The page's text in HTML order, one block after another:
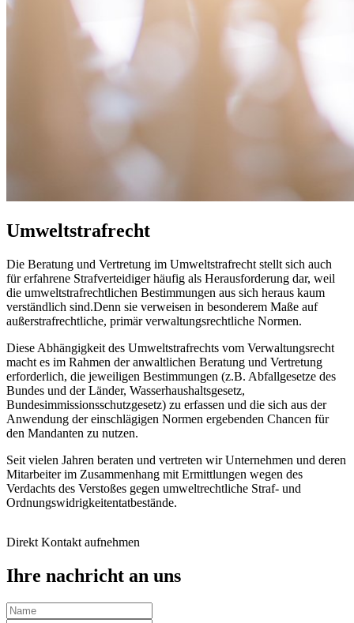
Umweltstrafrecht
Die Beratung und Vertretung im Umweltstrafrecht stellt sich auch
für erfahrene Strafverteidiger häufig als Herausforderung dar, weil
die umweltstrafrechtlichen Bestimmungen aus sich heraus kaum
verständlich sind.Denn sie verweisen in besonderem Maße auf
außerstrafrechtliche, primär verwaltungsrechtliche Normen.
Diese Abhängigkeit des Umweltstrafrechts vom Verwaltungsrecht
macht es im Rahmen der anwaltlichen Beratung und Vertretung
erforderlich, die jeweiligen Bestimmungen (z.B. Abfallgesetze des
Bundes und der Länder, Wasserhaushaltsgesetz,
Bundesimmissionsschutzgesetz) zu erfassen und die sich aus der
Anwendung der einschlägigen Normen ergebenden Chancen für
den Mandanten zu nutzen.
Seit vielen Jahren beraten und vertreten wir Unternehmen und deren
Mitarbeiter im Zusammenhang mit Ermittlungen wegen des
Verdachts des Verstoßes gegen umweltrechtliche Straf- und
Ordnungswidrigkeitentatbestände.
Direkt Kontakt aufnehmen
Ihre nachricht an uns